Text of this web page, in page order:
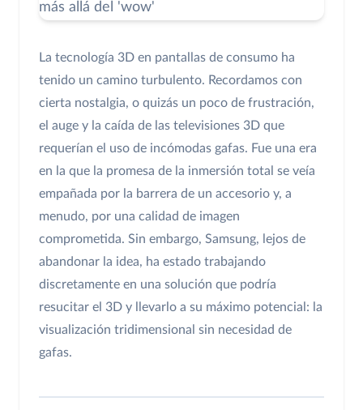
La tecnología 3D en pantallas de consumo ha
tenido un camino turbulento. Recordamos con
cierta nostalgia, o quizás un poco de frustración,
el auge y la caída de las televisiones 3D que
requerían el uso de incómodas gafas. Fue una era
en la que la promesa de la inmersión total se veía
empañada por la barrera de un accesorio y, a
menudo, por una calidad de imagen
comprometida. Sin embargo, Samsung, lejos de
abandonar la idea, ha estado trabajando
discretamente en una solución que podría
resucitar el 3D y llevarlo a su máximo potencial: la
visualización tridimensional sin necesidad de
gafas.